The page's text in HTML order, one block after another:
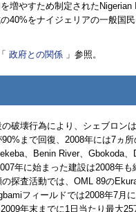
増やすため制定された Nigerian
40%をナイジェリアの一般国民
政府との関係 」参照。
破壊行為により、シェブロンは
まで回復、2008年には7ヵ
、Benin River、Gbokoda、
年に始まった建設は2008年
探査活動では、 OML 89の
フィールドでは2008年7月
年末までに1日当たり最大